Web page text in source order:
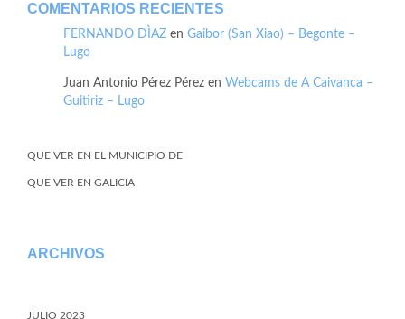
COMENTARIOS RECIENTES
FERNANDO DÌAZ en Gaibor (San Xiao) – Begonte –
Lugo
Juan Antonio Pérez Pérez en Webcams de A Caivanca –
Guitiriz – Lugo
QUE VER EN EL MUNICIPIO DE
QUE VER EN GALICIA
ARCHIVOS
JULIO 2023